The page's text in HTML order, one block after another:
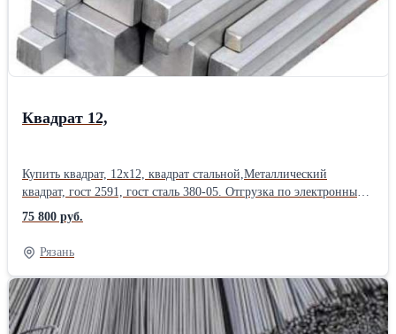
от 1 штуки, в розницу, металлобаза работает с частниками.
Уголок 15; 25х25; 32х32; 40х40; 45х45; 50х50; 63х63; 75х75;
80х80; 90х90; 100х100; 110х110; 125х125; 140х140; 160х160;
180х180; 200х200;Производитель: ЕВРАЗ НТМК ГОСТ: ГОСТ
8509-93 Способ производства: Горячекатаный Марка металла: Ст
Квадрат 12,
Купить квадрат, 12х12, квадрат стальной,Металлический
квадрат, гост 2591, гост сталь 380-05. Отгрузка по электронным
весам. Постоянное наличие на складах. Длина квадрат ,
вес квадрата, квадрат цена , уточняйте у менеджера. Квадрат
сталь 3, горячекатанный, размер квадрата от 10х10 мм до 80х80
мм. Резка металла в размер ,пакетная резка с высокой
точностью, изготовление заготовок, резка газом. Также
в продаже: полоса стальная, круг стальной, арматура, арматура
а1, а3, рифленая и гладкая, круглая труба, профильные трубы
75 800 руб.
Рязань